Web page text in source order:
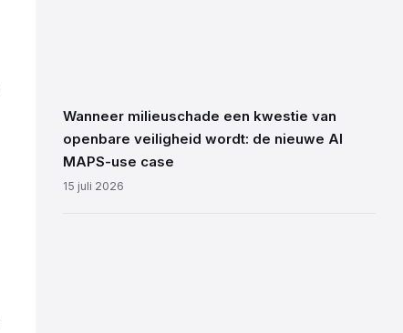
Wanneer milieuschade een kwestie van
openbare veiligheid wordt: de nieuwe AI
MAPS-use case
15 juli 2026